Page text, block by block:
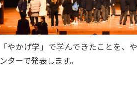
「やかげ学」で学んできたことを、
ンターで発表します。